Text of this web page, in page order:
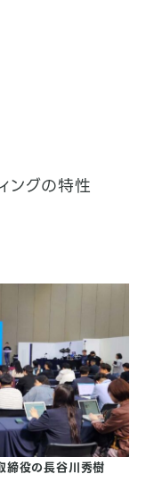
ングの特性
締役の長谷川秀樹